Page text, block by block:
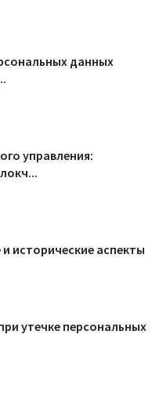
данных
управления:
исторические аспекты
утечке персональных